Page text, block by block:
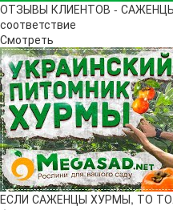
ОТЗЫВЫ КЛИЕНТОВ - САЖЕНЦЫ
соответствие
Смотреть
ЕСЛИ САЖЕНЦЫ ХУРМЫ, ТО